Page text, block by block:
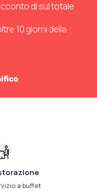
di sul totale
10 giorni della
a buffet